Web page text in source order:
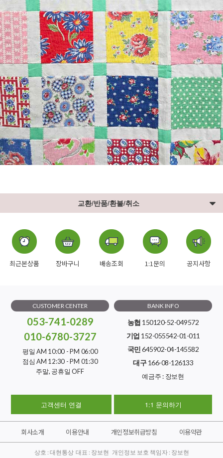
교환/반품/환불/취소
최근본상품 장바구니 배송조회 1:1문의 공지사항
CUSTOMER CENTER
053-741-0289
010-6780-3727
평일 AM 10:00 - PM 06:00
점심 AM 12:30 - PM 01:30
주말, 공휴일 OFF
BANK INFO
농협 150120-52-049572
기업 152-055542-01-011
국민645902-04-145582
대구166-08-126133
예금주 : 장보현
고객센터 연결 1:1 문의하기
회사소개 이용안내 개인정보취급방침 이용약관
상호 : 대현통상 대표 : 장보현 개인정보 보호 책임자 : 장보현